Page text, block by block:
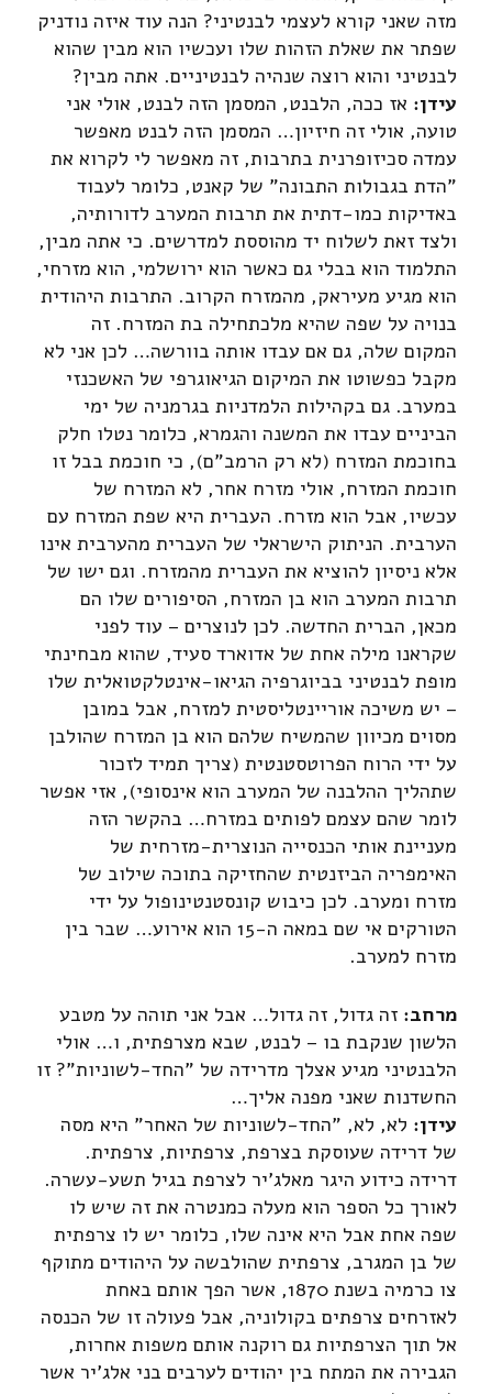
מזה שאני קורא לעצמי לבנטיני? הנה עוד איזה נודניק
שפתר את שאלת הזהות שלו ועכשיו הוא מבין שהוא
לבנטיני והוא רוצה שנהיה לבנטיניים. אתה מבין?
עידן: אז ככה, הלבנט, המסמן הזה לבנט, אולי אני
טועה, אולי זה חיזיון… המסמן הזה לבנט מאפשר
עמדה סכיזופרנית בתרבות, זה מאפשר לי לקרוא את
"הדת בגבולות התבונה" של קאנט, כלומר לעבוד
באדיקות כמו-דתית את תרבות המערב לדורותיה,
ולצד זאת לשלוח יד מהוססת למדרשים. כי אתה מבין,
התלמוד הוא בבלי גם כאשר הוא ירושלמי, הוא מזרחי,
הוא מגיע מעיראק, מהמזרח הקרוב. התרבות היהודית
בנויה על שפה שהיא מלכתחילה בת המזרח. זה
המקום שלה, גם אם עבדו אותה בוורשה… לכן אני לא
מקבל כפשוטו את המיקום הגיאוגרפי של האשכנזי
במערב. גם בקהילות הלמדניות בגרמניה של ימי
הביניים עבדו את המשנה והגמרא, כלומר נטלו חלק
בחוכמת המזרח (לא רק הרמב"ם), כי חוכמת בבל זו
חוכמת המזרח, אולי מזרח אחר, לא המזרח של
עכשיו, אבל הוא מזרח. העברית היא שפת המזרח עם
הערבית. הניתוק הישראלי של העברית מהערבית אינו
אלא ניסיון להוציא את העברית מהמזרח. וגם ישו של
תרבות המערב הוא בן המזרח, הסיפורים שלו הם
מכאן, הברית החדשה. לכן לנוצרים – עוד לפני
שקראנו מילה אחת של אדוארד סעיד, שהוא מבחינתי
מופת לבנטיני בביוגרפיה הגיאו-אינטלקטואלית שלו
– יש משיכה אוריינטליסטית למזרח, אבל במובן
מסוים מכיוון שהמשיח שלהם הוא בן המזרח שהולבן
על ידי הרוח הפרוטסטנטית (צריך תמיד לזכור
שתהליך ההלבנה של המערב הוא אינסופי), אזי אפשר
לומר שהם עצמם לפותים במזרח… בהקשר הזה
מעניינת אותי הכנסייה הנוצרית-מזרחית של
האימפריה הביזנטית שהחזיקה בתוכה שילוב של
מזרח ומערב. לכן כיבוש קונסטנטינופול על ידי
הטורקים אי שם במאה ה-15 הוא אירוע… שבר בין
מזרח למערב.
מרחב: זה גדול, זה גדול… אבל אני תוהה על מטבע
הלשון שנקבת בו – לבנט, שבא מצרפתית, ו… אולי
הלבנטיני מגיע אצלך מדרידה של "החד-לשוניות"? זו
החשדנות שאני מפנה אליך…
עידן: לא, לא, "החד-לשוניות של האחר" היא מסה
של דרידה שעוסקת בצרפת, צרפתיות, צרפתית.
דרידה כידוע היגר מאלג'יר לצרפת בגיל תשע-עשרה.
לאורך כל הספר הוא מעלה כמנטרה את זה שיש לו
שפה אחת אבל היא אינה שלו, כלומר יש לו צרפתית
של בן המגרב, צרפתית שהולבשה על היהודים מתוקף
צו כרמיה בשנת 1870, אשר הפך אותם באחת
לאזרחים צרפתים בקולוניה, אבל פעולה זו של הכנסה
אל תוך הצרפתיות גם רוקנה אותם משפות אחרות,
הגבירה את המתח בין יהודים לערבים בני אלג'יר אשר